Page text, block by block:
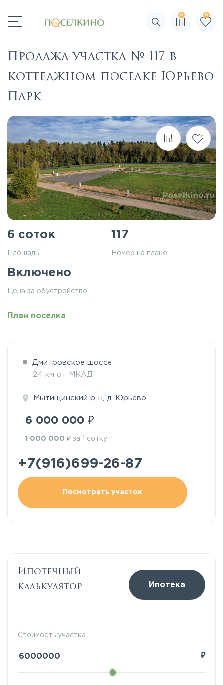
Поиск по сайту
0 0
Продажа участка № 117 в
коттеджном поселке Юрьево
Парк
6 соток
Площадь
117
Номер на плане
Включено
Цена за обустройство
План поселка
Дмитровское шоссе
24 км от МКАД
Мытищинский р-н, д. Юрьево
6 000 000 ₽
1 000 000 ₽ за 1 сотку
+7(916)699-26-87
Посмотреть участок
Ипотечный
калькулятор
Ипотека
Стоимость участка
₽